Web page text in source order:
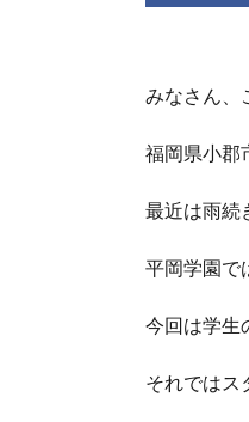
みなさん、
福岡県小郡
最近は雨続
平岡学園で
今回は学生
それでは